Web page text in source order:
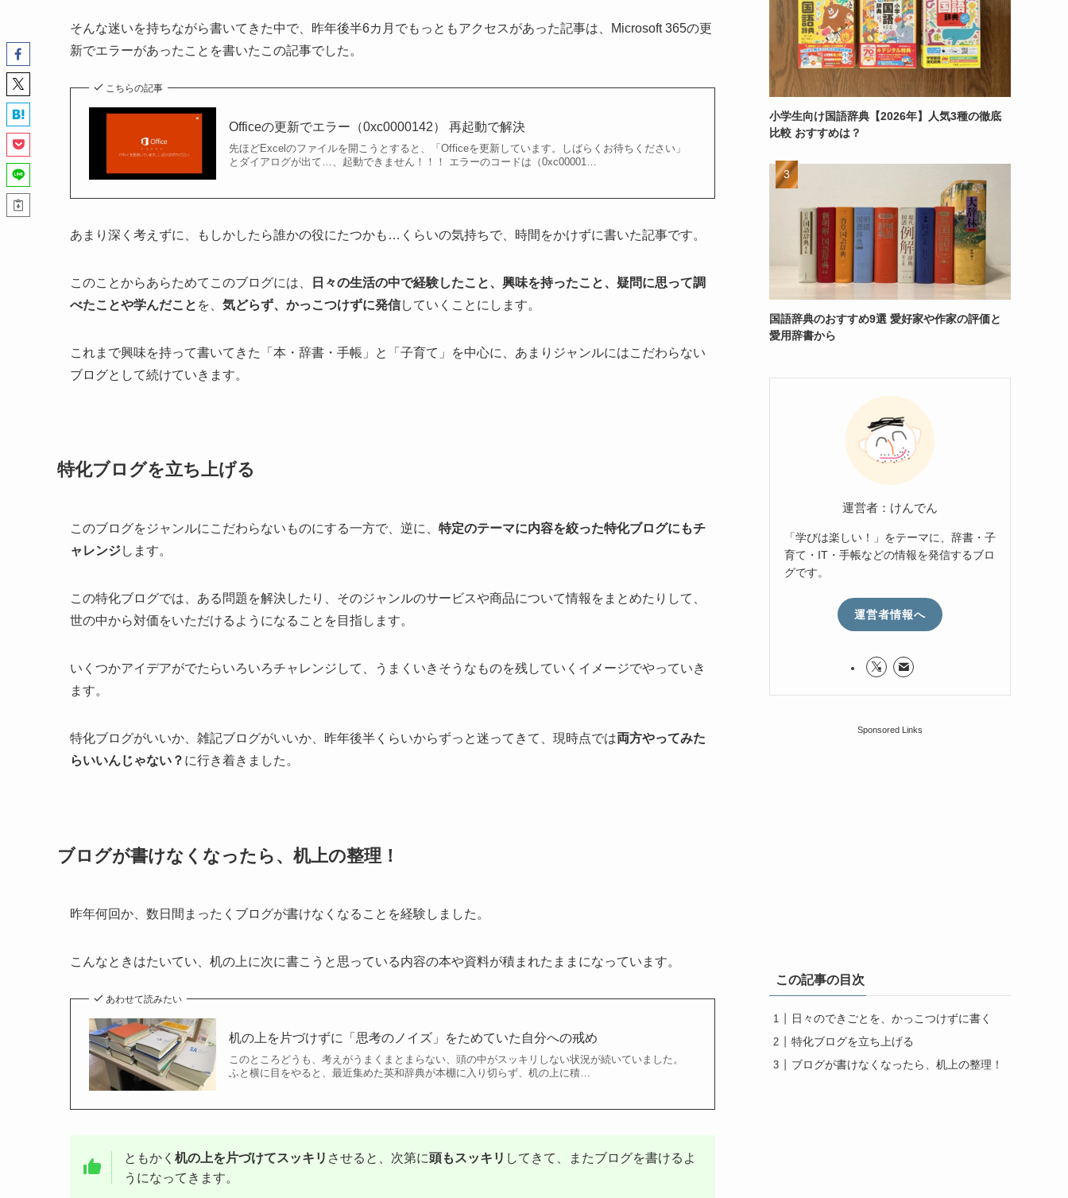
そんな迷いを持ちながら書いてきた中で、昨年後半6カ月でもっともアクセスがあった記事は、Microsoft 365の更
新でエラーがあったことを書いたこの記事でした。
こちらの記事
Officeの更新でエラー（0xc0000142） 再起動で解決
先ほどExcelのファイルを開こうとすると、「Officeを更新しています。しばらくお待ちください」
とダイアログが出て…、起動できません！！！ エラーのコードは（0xc00001…
あまり深く考えずに、もしかしたら誰かの役にたつかも…くらいの気持ちで、時間をかけずに書いた記事です。
このことからあらためてこのブログには、
日々の生活の中で経験したこと、興味を持ったこと、疑問に思って調
べたことや学んだこと を、 気どらず、かっこつけずに発信していくことにします。
これまで興味を持って書いてきた「本・辞書・手帳」と「子育て」を中心に、あまりジャンルにはこだわらない
ブログとして続けていきます。
特化ブログを立ち上げる
このブログをジャンルにこだわらないものにする一方で、逆に、 特定のテーマに内容を絞った特化ブログにもチ
ャレンジします。
この特化ブログでは、ある問題を解決したり、そのジャンルのサービスや商品について情報をまとめたりして、
世の中から対価をいただけるようになることを目指します。
いくつかアイデアがでたらいろいろチャレンジして、うまくいきそうなものを残していくイメージでやっていき
ます。
特化ブログがいいか、雑記ブログがいいか、昨年後半くらいからずっと迷ってきて、現時点では両方やってみた
らいいんじゃない？ に行き着きました。
ブログが書けなくなったら、机上の整理！
昨年何回か、数日間まったくブログが書けなくなることを経験しました。
こんなときはたいてい、机の上に次に書こうと思っている内容の本や資料が積まれたままになっています。
あわせて読みたい
机の上を片づけずに「思考のノイズ」をためていた自分への戒め
このところどうも、考えがうまくまとまらない、頭の中がスッキリしない状況が続いていました。
ふと横に目をやると、最近集めた英和辞典が本棚に入り切らず、机の上に積…
ともかく 机の上を片づけてスッキリ させると、次第に頭もスッキリ してきて、またブログを書けるよ
うになってきます。
小学生向け国語辞典【2026年】人気3種の徹底
比較 おすすめは？
国語辞典のおすすめ9選 愛好家や作家の評価と
愛用辞書から
運営者：けんでん
「学びは楽しい！」をテーマに、辞書・子
育て・IT・手帳などの情報を発信するブロ
グです。
運営者情報へ
Sponsored Links
この記事の目次
日々のできごとを、かっこつけずに書く
特化ブログを立ち上げる
ブログが書けなくなったら、机上の整理！